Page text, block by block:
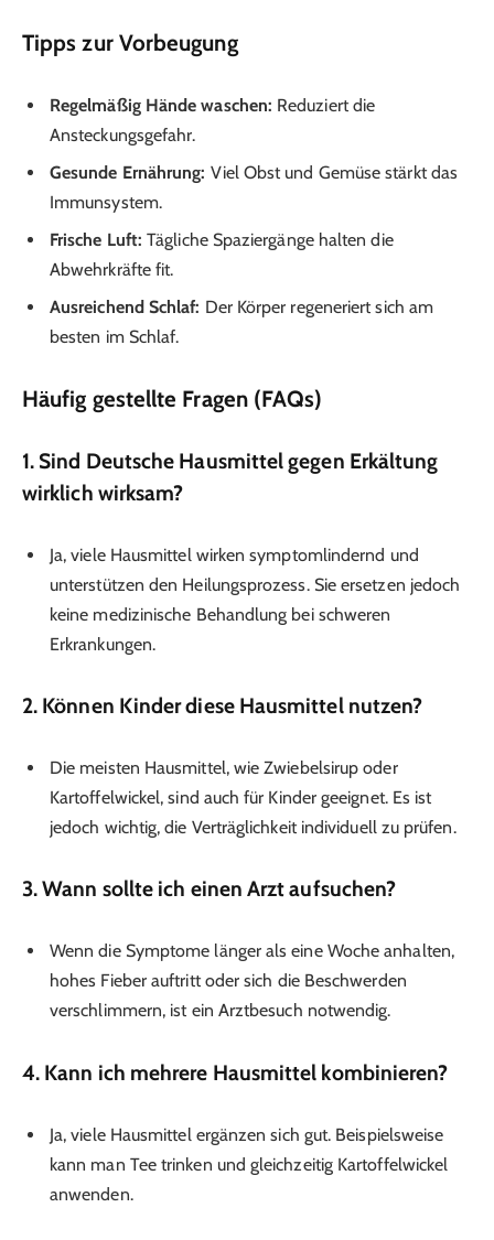
Tipps zur Vorbeugung
Regelmäßig Hände waschen: Reduziert die
Ansteckungsgefahr.
Gesunde Ernährung: Viel Obst und Gemüse stärkt das
Immunsystem.
Frische Luft: Tägliche Spaziergänge halten die
Abwehrkräfte fit.
Ausreichend Schlaf: Der Körper regeneriert sich am
besten im Schlaf.
Häufig gestellte Fragen (FAQs)
1. Sind Deutsche Hausmittel gegen Erkältung
wirklich wirksam?
Ja, viele Hausmittel wirken symptomlindernd und
unterstützen den Heilungsprozess. Sie ersetzen jedoch
keine medizinische Behandlung bei schweren
Erkrankungen.
2. Können Kinder diese Hausmittel nutzen?
Die meisten Hausmittel, wie Zwiebelsirup oder
Kartoffelwickel, sind auch für Kinder geeignet. Es ist
jedoch wichtig, die Verträglichkeit individuell zu prüfen.
3.Wann sollte ich einen Arzt aufsuchen?
Wenn die Symptome länger als eine Woche anhalten,
hohes Fieber auftritt oder sich die Beschwerden
verschlimmern, ist ein Arztbesuch notwendig.
4. Kann ich mehrere Hausmittel kombinieren?
Ja, viele Hausmittel ergänzen sich gut. Beispielsweise
kann man Tee trinken und gleichzeitig Kartoffelwickel
anwenden.